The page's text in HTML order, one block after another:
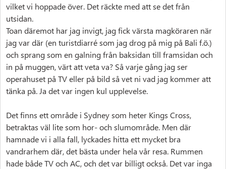
vilket vi hoppade över. Det räckte med att se det från
utsidan.
Toan däremot har jag invigt, jag fick värsta magköraren när
jag var där (en turistdiarré som jag drog på mig på Bali f.ö.)
och sprang som en galning från baksidan till framsidan och
in på muggen, värt att veta va? Så varje gång jag ser
operahuset på TV eller på bild så vet ni vad jag kommer att
tänka på. Ja det var ingen kul upplevelse.
Det finns ett område i Sydney som heter Kings Cross,
betraktas väl lite som hor- och slumområde. Men där
hamnade vi i alla fall, lyckades hitta ett mycket bra
vandrarhem där, det bästa under hela vår resa. Rummen
hade både TV och AC, och det var billigt också. Det var inga